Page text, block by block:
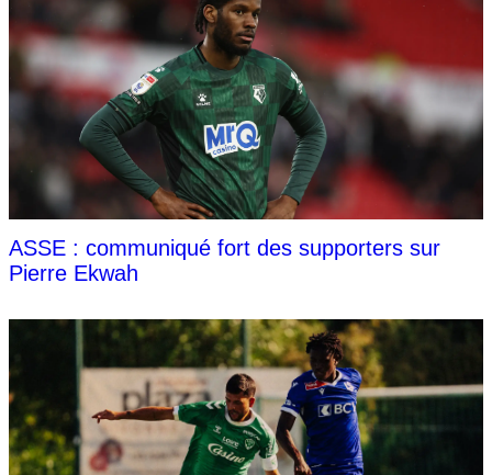
ASSE : communiqué fort des supporters sur
Pierre Ekwah